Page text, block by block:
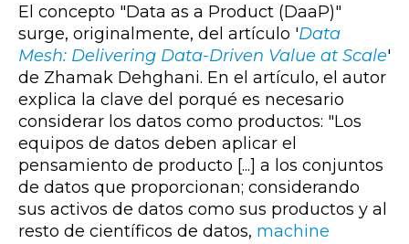
El concepto "Data as a Product (DaaP)"
surge, originalmente, del artículo 'Data
Mesh: Delivering Data-Driven Value at Scale'
de Zhamak Dehghani. En el artículo, el autor
explica la clave del porqué es necesario
considerar los datos como productos: "Los
equipos de datos deben aplicar el
pensamiento de producto [...] a los conjuntos
de datos que proporcionan; considerando
sus activos de datos como sus productos y al
resto de científicos de datos, machine